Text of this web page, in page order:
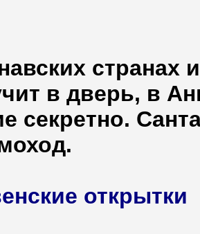
странах
в дверь, в
секретно.
открытки